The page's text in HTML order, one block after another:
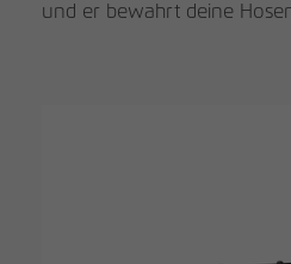
und er bewahrt deine